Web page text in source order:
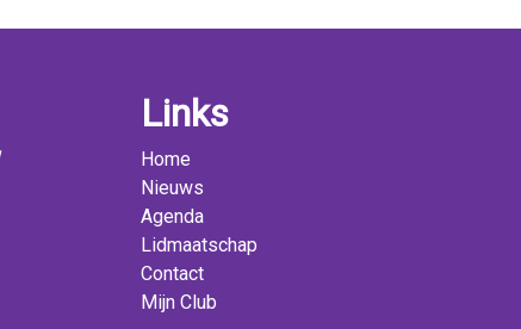
Links
Home
Nieuws
Agenda
Lidmaatschap
Contact
Mijn Club